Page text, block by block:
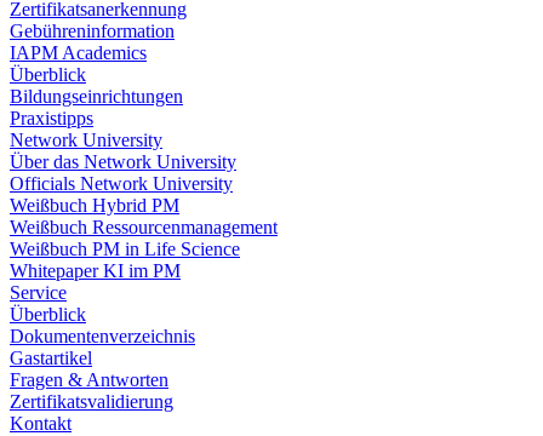
Zertifikatsanerkennung
Gebühreninformation
IAPM Academics
Überblick
Bildungseinrichtungen
Praxistipps
Network University
Über das Network University
Officials Network University
Weißbuch Hybrid PM
Weißbuch Ressourcenmanagement
Weißbuch PM in Life Science
Whitepaper KI im PM
Service
Überblick
Dokumentenverzeichnis
Gastartikel
Fragen & Antworten
Zertifikatsvalidierung
Kontakt